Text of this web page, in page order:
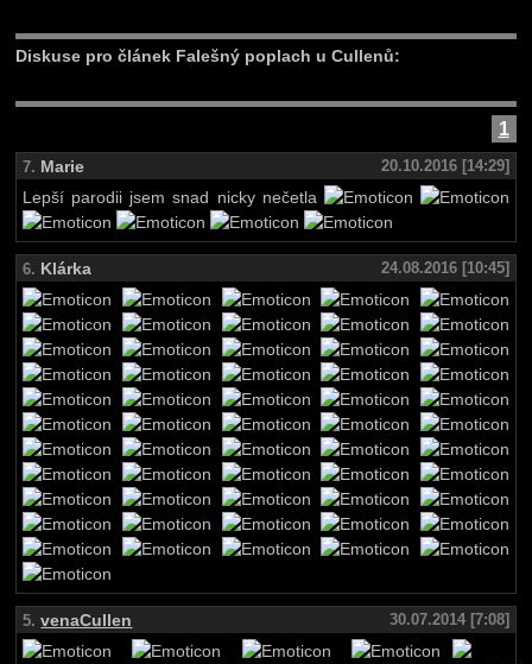
Diskuse pro článek Falešný poplach u Cullenů:
1
7. Marie
20.10.2016 [14:29]
Lepší parodii jsem snad nicky nečetla
6. Klárka 24.08.2016 [10:45]
5. venaCullen 30.07.2014 [7:08]